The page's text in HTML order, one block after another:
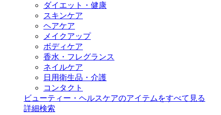
ダイエット・健康
スキンケア
ヘアケア
メイクアップ
ボディケア
香水・フレグランス
ネイルケア
日用衛生品・介護
コンタクト
ビューティー・ヘルスケアのアイテムをすべて見る
詳細検索